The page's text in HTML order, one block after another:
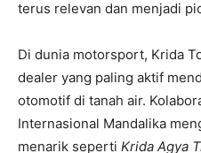
terus relevan dan menjadi
Di dunia motorsport, Krida
dealer yang paling aktif
otomotif di tanah air.
Internasional Mandalika
menarik seperti Krida Agya